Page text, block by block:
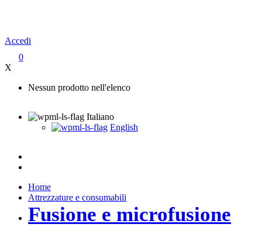
Accedi
0
X
Nessun prodotto nell'elenco
Italiano
English
Home
Attrezzature e consumabili
Fusione e microfusione